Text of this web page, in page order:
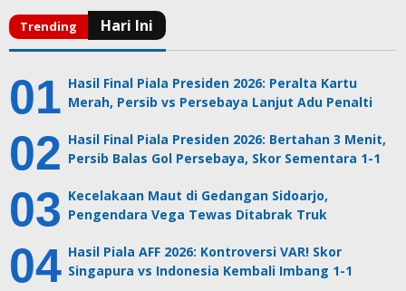
Hasil Final Piala Presiden 2026: Peralta Kartu
Merah, Persib vs Persebaya Lanjut Adu Penalti
Hasil Final Piala Presiden 2026: Bertahan 3 Menit,
Persib Balas Gol Persebaya, Skor Sementara 1-1
Kecelakaan Maut di Gedangan Sidoarjo,
Pengendara Vega Tewas Ditabrak Truk
Hasil Piala AFF 2026: Kontroversi VAR! Skor
Singapura vs Indonesia Kembali Imbang 1-1